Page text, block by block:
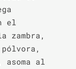
el
zambra,
al